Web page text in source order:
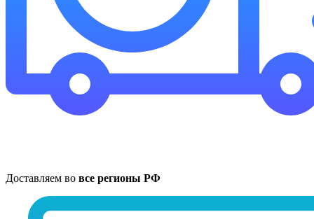
Доставляем во все регионы РФ